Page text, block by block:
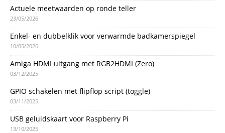
Actuele meetwaarden op ronde teller
23/05/2026
Enkel- en dubbelklik voor verwarmde badkamerspiegel
10/05/2026
Amiga HDMI uitgang met RGB2HDMI (Zero)
03/12/2025
GPIO schakelen met flipflop script (toggle)
03/11/2025
USB geluidskaart voor Raspberry Pi
13/10/2025